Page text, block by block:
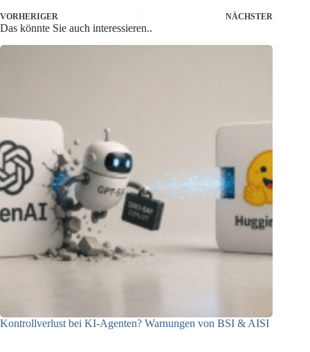
VORHERIGER NÄCHSTER
Das könnte Sie auch interessieren..
Kontrollverlust bei KI-Agenten? Warnungen von BSI & AISI